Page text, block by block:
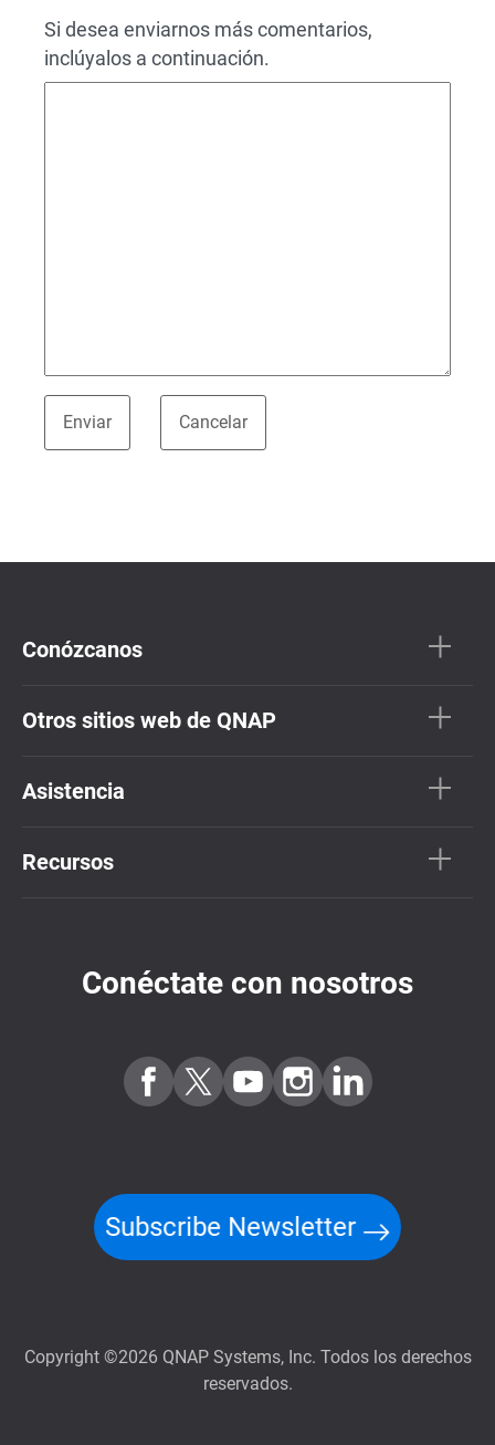
Si desea enviarnos más comentarios,
inclúyalos a continuación.
Conózcanos
Otros sitios web de QNAP
Asistencia
Recursos
Conéctate con nosotros
Subscribe Newsletter
Copyright ©2026 QNAP Systems, Inc. Todos los derechos
reservados.